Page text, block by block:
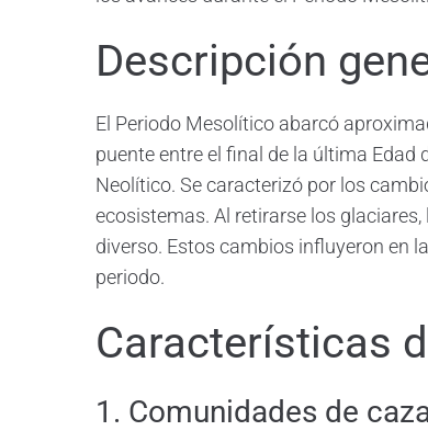
Descripción
El Periodo Mesolítico abarcó
puente entre el final de la última Edad
Neolítico. Se caracterizó por los
ecosistemas. Al retirarse los
diverso. Estos cambios influyeron en
periodo.
Características
1. Comunidades de